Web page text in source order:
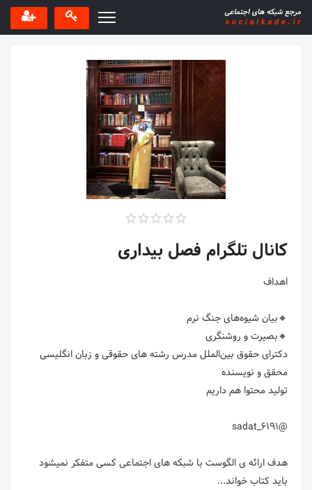
کانال تلگرام فصل بیداری
دکترای حقوق بین‌الملل مدرس رشته های حقوقی و زبان انگلیسی
هدف ارائه ی الگوست با شبکه های اجتماعی کسی متفکر نمیشود
باید کتاب خواند...